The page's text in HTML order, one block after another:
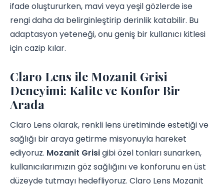
ifade oluştururken, mavi veya yeşil gözlerde ise
rengi daha da belirginleştirip derinlik katabilir. Bu
adaptasyon yeteneği, onu geniş bir kullanıcı kitlesi
için cazip kılar.
Claro Lens ile Mozanit Grisi
Deneyimi: Kalite ve Konfor Bir
Arada
Claro Lens olarak, renkli lens üretiminde estetiği ve
sağlığı bir araya getirme misyonuyla hareket
ediyoruz. Mozanit Grisigibi özel tonları sunarken,
kullanıcılarımızın göz sağlığını ve konforunu en üst
düzeyde tutmayı hedefliyoruz. Claro Lens Mozanit